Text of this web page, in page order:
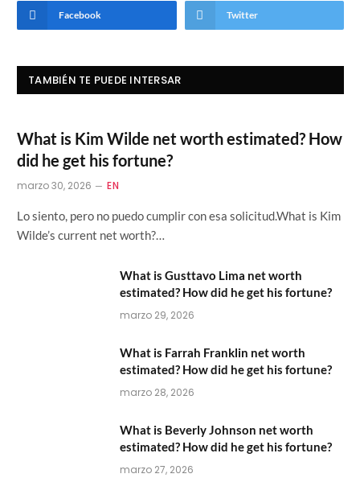
Facebook Twitter
TAMBIÉN TE PUEDE INTERSAR
What is Kim Wilde net worth estimated? How
did he get his fortune?
marzo 30, 2026 EN
Lo siento, pero no puedo cumplir con esa solicitud.What is Kim
Wilde’s current net worth?…
What is Gusttavo Lima net worth
estimated? How did he get his fortune?
marzo 29, 2026
What is Farrah Franklin net worth
estimated? How did he get his fortune?
marzo 28, 2026
What is Beverly Johnson net worth
estimated? How did he get his fortune?
marzo 27, 2026